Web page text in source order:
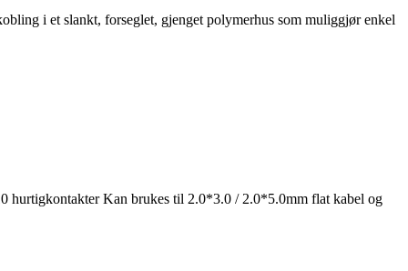
i et slankt, forseglet, gjenget polymerhus som muliggjør enkel
hurtigkontakter Kan brukes til 2.0*3.0 / 2.0*5.0mm flat kabel og